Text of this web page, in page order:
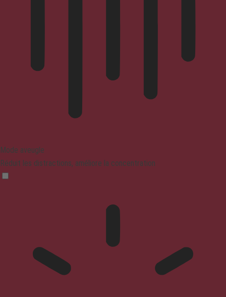
Mode aveugle
Réduit les distractions, améliore la concentration